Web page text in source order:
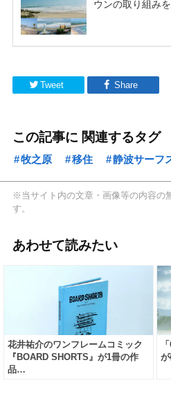
Tweet Share
この記事に 関連するタグ
牧之原 移住 静波サーフ
※当サイト内の文章・画像等の内容の
す。
あわせて読みたい
花井祐介のワンフレームコミック
『BOARD SHORTS』が1冊の作
品…